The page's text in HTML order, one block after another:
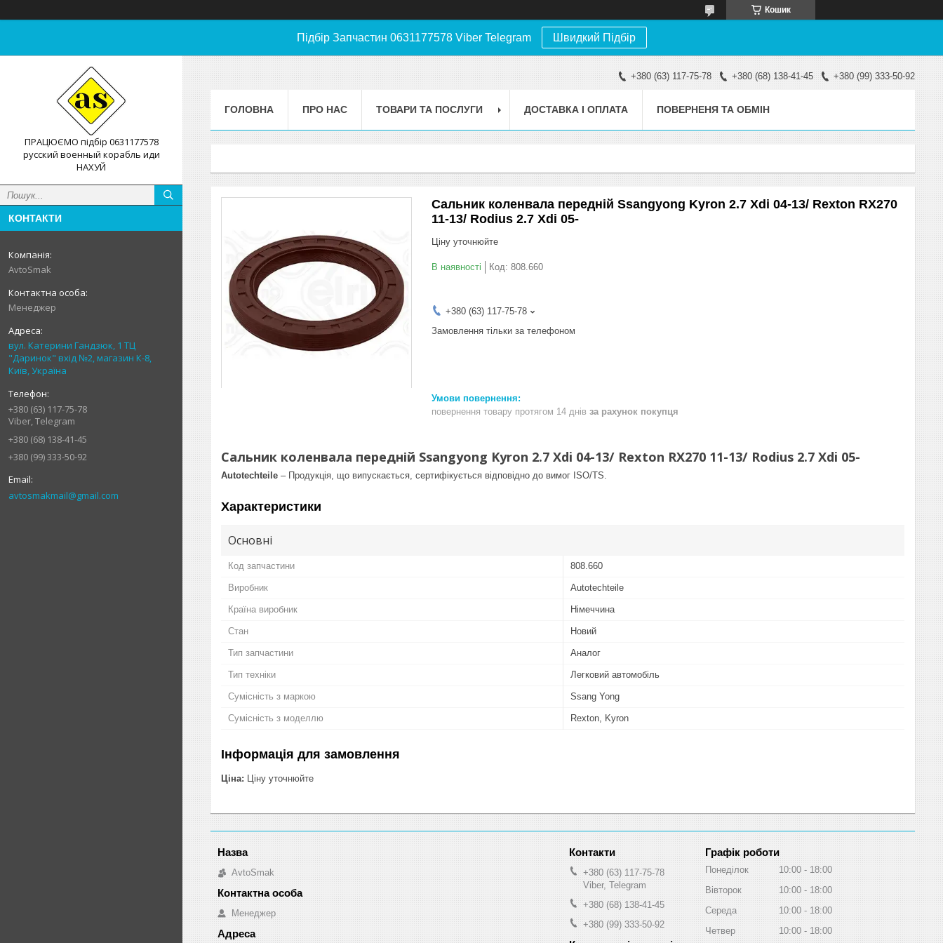
Кошик
Підбір Запчастин 0631177578 Viber Telegram Швидкий Підбір
ПРАЦЮЄМО підбір 0631177578
русский военный корабль иди
НАХУЙ
КОНТАКТИ
AvtoSmak
Менеджер
вул. Катерини Гандзюк, 1 ТЦ
"Даринок" вхід №2, магазин К-8,
Київ, Україна
+380 (63) 117-75-78
Viber, Telegram
+380 (68) 138-41-45
+380 (99) 333-50-92
avtosmakmail@gmail.com
+380 (63) 117-75-78 +380 (68) 138-41-45 +380 (99) 333-50-92
ГОЛОВНА ПРО НАС ТОВАРИ ТА ПОСЛУГИ ДОСТАВКА І ОПЛАТА ПОВЕРНЕНЯ ТА ОБМІН
Сальник коленвала передній Ssangyong Kyron 2.7 Xdi 04-13/ Rexton RX270
11-13/ Rodius 2.7 Xdi 05-
Ціну уточнюйте
В наявності Код: 808.660
+380 (63) 117-75-78
Замовлення тільки за телефоном
повернення товару протягом 14 днів за рахунок покупця
Сальник коленвала передній Ssangyong Kyron 2.7 Xdi 04-13/ Rexton RX270 11-13/ Rodius 2.7 Xdi 05-
Autotechteile – Продукція, що випускається, сертифікується відповідно до вимог ISO/TS.
Характеристики
Основні
Код запчастини 808.660
Виробник Autotechteile
Країна виробник Німеччина
Стан Новий
Тип запчастини Аналог
Тип техніки Легковий автомобіль
Сумісність з маркою Ssang Yong
Сумісність з моделлю Rexton, Kyron
Інформація для замовлення
Ціна: Ціну уточнюйте
AvtoSmak
Менеджер
+380 (63) 117-75-78
Viber, Telegram
+380 (68) 138-41-45
+380 (99) 333-50-92
Графік роботи
Понеділок 10:00
18:00
Вівторок
10:00
18:00
Середа
10:00
18:00
Четвер
10:00 18:00